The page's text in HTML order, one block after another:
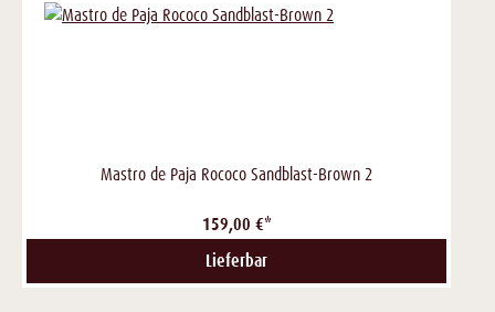
Mastro de Paja Rococo Sandblast-Brown 2
159,00 €*
Lieferbar